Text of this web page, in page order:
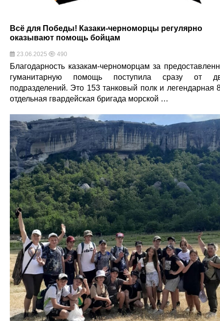
Всё для Победы! Казаки-черноморцы регулярно
оказывают помощь бойцам
23.06.2025 490
Благодарность казакам-черноморцам за
гуманитарную помощь поступила сразу от
подразделений. Это 153 танковый полк и легендарная
отдельная гвардейская бригада морской …